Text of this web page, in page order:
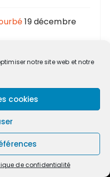
notre site web et notre
cookies
de confidentialité
19 décembre
administratif de
n’a pas été trop
de... L’article
est apparu en